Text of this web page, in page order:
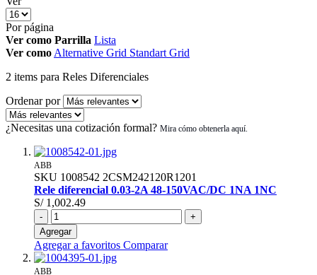
Por página
Ver como Parrilla Lista
Ver como Alternative Grid Standart Grid
2 items para Reles Diferenciales
Ordenar por
¿Necesitas una cotización formal?
ABB
SKU 1008542 2CSM242120R1201
Rele diferencial 0.03-2A 48-150VAC/DC 1NA 1NC
S/ 1,002.49
-
+
Agregar
Agregar a favoritos Comparar
ABB